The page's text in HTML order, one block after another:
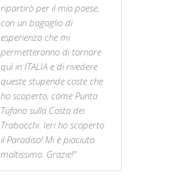
ripartirò per il mio paese,
con un bagaglio di
esperienza che mi
permetteranno di tornare
quì in ITALIA e di rivedere
queste stupende coste che
ho scoperto, come Punta
Tufano sulla Costa dei
Trabocchi. Ieri ho scoperto
il Paradiso! Mi è piaciuto
moltissimo. Grazie!"